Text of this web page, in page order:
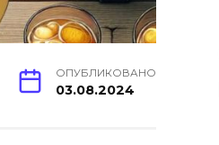
ОПУБЛИКОВАНО
03.08.2024